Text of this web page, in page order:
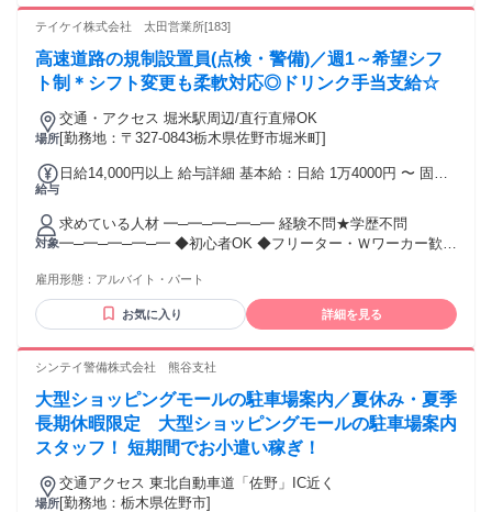
者 ・防災センターや施設警備、 パトロールなどの警備員経験
資格をお持ちの方 ＜先輩スタッフの前職＞ ・軽作業、清掃、
運送ドライバーの経験者や ・販売、接客、コンビニや土木系
テイケイ株式会社 太田営業所[183]
高速道路の規制設置員(点検・警備)／週1～希望シフ
ト制＊シフト変更も柔軟対応◎ドリンク手当支給☆
場所
交通・アクセス 堀米駅周辺/直行直帰OK
[勤務地：〒327-0843栃木県佐野市堀米町]
給与
日給14,000円以上 給与詳細 基本給：日給 1万4000円 〜 固定
勤・家族手当金額：なし 全員に一律で支払われるその他手当
金額：なし ■高速道路規制 設置員 …日勤1万2000円～/夜勤1
万4000円～ ■一般道路規制 設置員 …日勤1万1500円～/夜勤1
万3500円～ ■交通誘導･イベント警備 …日勤1万円～/夜勤1万
当あり！】 高収入・高額求人をお探しの方に！ ★交通誘導検
定資格者は日給＋500円 検定資格配置現場なら日給＋1500円
対象
求めている人材 ━─━─━─━─━ 経験不問★学歴不問
━─━─━─━─━ ◆初心者OK ◆フリーター・Ｗワーカー歓迎
◆40代・50代の中高年/ミドル活躍中 ◆60代以上のシニア活躍
中 ◆無資格・ブランクのある方歓迎 ━─━─━─━─━ 働きや
すさが自慢！ ━─━─━─━─━ ◆学生歓迎!!新大学生も大歓
ーク（かけもち・副業）OK ◆レギュラー勤務可能 ◆日勤or
備、雑踏警備の経験者 ◆防災センターや施設警備、 パトロー
ルなどの警備員経験者や 道路警備、駐車場警備の経験者 ◆巡
回、監視、安全管理の業務経験者 ◆交通誘導警備業務2級資格
をお持ちの方 ＜先輩スタッフの前職＞ ・軽作業、清掃、運送
ドライバーの経験者 ・販売、接客、コンビニや土木系の経験
者 など様々な業界の経験者が幅広く活躍中！
雇用形態： アルバイト・パート
お気に入り 詳細を見る
シンテイ警備株式会社 熊谷支社
大型ショッピングモールの駐車場案内／夏休み・夏季
長期休暇限定 大型ショッピングモールの駐車場案内
スタッフ！ 短期間でお小遣い稼ぎ！
場所
交通アクセス 東北自動車道「佐野」IC近く
[勤務地：栃木県佐野市]